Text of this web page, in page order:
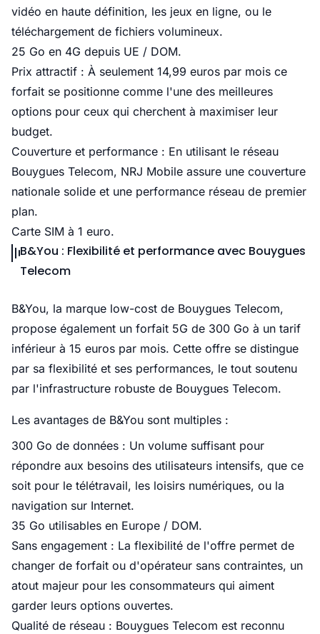
vidéo en haute définition, les jeux en ligne, ou le
téléchargement de fichiers volumineux.
25 Go en 4G depuis UE / DOM.
Prix attractif : À seulement 14,99 euros par mois ce
forfait se positionne comme l'une des meilleures
options pour ceux qui cherchent à maximiser leur
budget.
Couverture et performance : En utilisant le réseau
Bouygues Telecom, NRJ Mobile assure une couverture
nationale solide et une performance réseau de premier
plan.
Carte SIM à 1 euro.
B&You : Flexibilité et performance avec Bouygues
Telecom
B&You, la marque low-cost de Bouygues Telecom,
propose également un forfait 5G de 300 Go à un tarif
inférieur à 15 euros par mois. Cette offre se distingue
par sa flexibilité et ses performances, le tout soutenu
par l'infrastructure robuste de Bouygues Telecom.
Les avantages de B&You sont multiples :
300 Go de données : Un volume suffisant pour
répondre aux besoins des utilisateurs intensifs, que ce
soit pour le télétravail, les loisirs numériques, ou la
navigation sur Internet.
35 Go utilisables en Europe / DOM.
Sans engagement : La flexibilité de l'offre permet de
changer de forfait ou d'opérateur sans contraintes, un
atout majeur pour les consommateurs qui aiment
garder leurs options ouvertes.
Qualité de réseau : Bouygues Telecom est reconnu